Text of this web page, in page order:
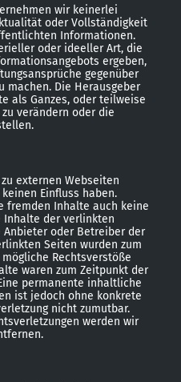
wir keinerlei
oder Vollständigkeit
Informationen.
oder ideeller Art, die
ergeben,
gegenüber
machen. Die Herausgeber
als Ganzes, oder teilweise
verändern oder die
externen Webseiten
Einfluss haben.
fremden Inhalte auch keine
Inhalte der verlinkten
oder Betreiber der
Seiten wurden zum
Rechtsverstöße
waren zum Zeitpunkt der
permanente inhaltliche
ist jedoch ohne konkrete
nicht zumutbar.
werden wir